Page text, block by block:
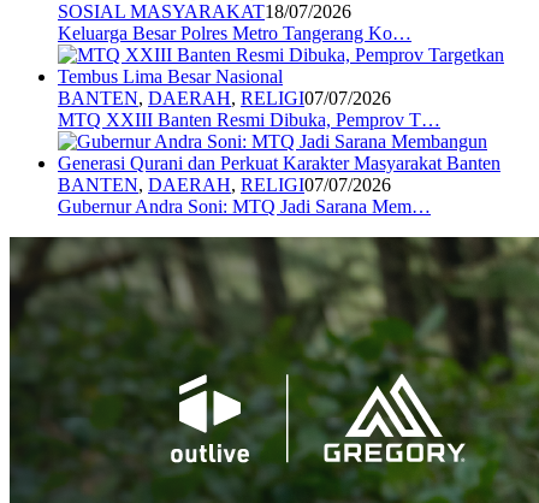
SOSIAL MASYARAKAT18/07/2026
Keluarga Besar Polres Metro Tangerang Ko…
BANTEN, DAERAH, RELIGI07/07/2026
MTQ XXIII Banten Resmi Dibuka, Pemprov T…
BANTEN, DAERAH, RELIGI07/07/2026
Gubernur Andra Soni: MTQ Jadi Sarana Mem…